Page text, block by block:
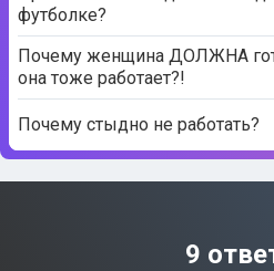
футболке?
Почему женщина ДОЛЖНА
она тоже работает?!
Почему стыдно не работать?
9